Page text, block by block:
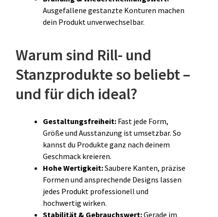
Ausgefallene gestanzte Konturen machen
dein Produkt unverwechselbar.
Warum sind Rill- und
Stanzprodukte so beliebt –
und für dich ideal?
Gestaltungsfreiheit: Fast jede Form,
Größe und Ausstanzung ist umsetzbar. So
kannst du Produkte ganz nach deinem
Geschmack kreieren.
Hohe Wertigkeit:Saubere Kanten, präzise
Formen und ansprechende Designs lassen
jedes Produkt professionell und
hochwertig wirken.
Stabilität & Gebrauchswert:Gerade im